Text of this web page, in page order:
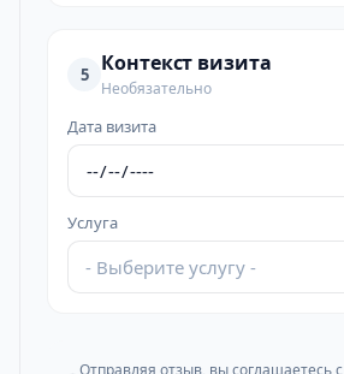
5 Контекст визита
Необязательно
Дата визита
Услуга
- Выберите услугу -
Отправляя отзыв, вы соглашаетесь с